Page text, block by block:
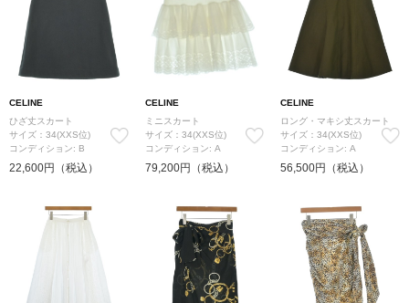
CELINE
ひざ丈スカート
サイズ：34(XXS位)
コンディション: B
22,600円（税込）
CELINE
ミニスカート
サイズ：34(XXS位)
コンディション: A
79,200円（税込）
CELINE
ロング・マキシ丈スカート
サイズ：34(XXS位)
コンディション: A
56,500円（税込）